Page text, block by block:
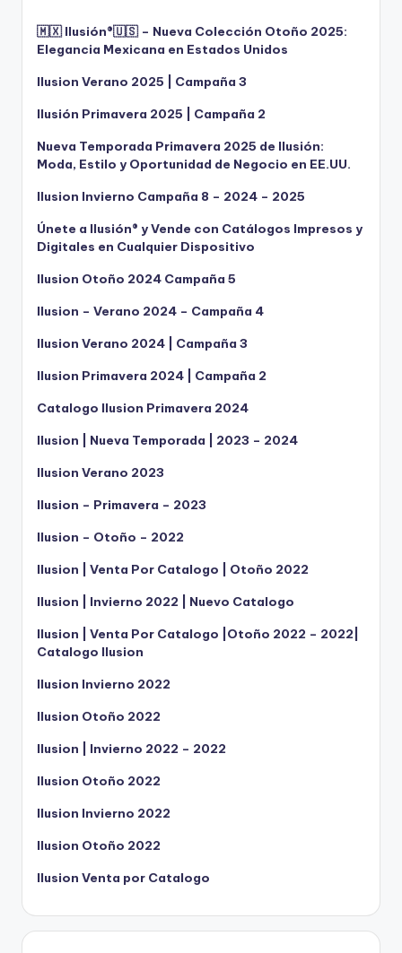
🇲🇽 Ilusión®️🇺🇸 – Nueva Colección Otoño 2025:
Elegancia Mexicana en Estados Unidos
Ilusion Verano 2025 | Campaña 3
Ilusión Primavera 2025 | Campaña 2
Nueva Temporada Primavera 2025 de Ilusión:
Moda, Estilo y Oportunidad de Negocio en EE.UU.
Ilusion Invierno Campaña 8 – 2024 – 2025
Únete a Ilusión® y Vende con Catálogos Impresos y
Digitales en Cualquier Dispositivo
Ilusion Otoño 2024 Campaña 5
Ilusion – Verano 2024 – Campaña 4
Ilusion Verano 2024 | Campaña 3
Ilusion Primavera 2024 | Campaña 2
Catalogo Ilusion Primavera 2024
Ilusion | Nueva Temporada | 2023 – 2024
Ilusion Verano 2023
Ilusion – Primavera – 2023
Ilusion – Otoño – 2022
Ilusion | Venta Por Catalogo | Otoño 2022
Ilusion | Invierno 2022 | Nuevo Catalogo
Ilusion | Venta Por Catalogo |Otoño 2022 – 2022|
Catalogo Ilusion
Ilusion Invierno 2022
Ilusion Otoño 2022
Ilusion | Invierno 2022 – 2022
Ilusion Otoño 2022
Ilusion Invierno 2022
Ilusion Otoño 2022
Ilusion Venta por Catalogo